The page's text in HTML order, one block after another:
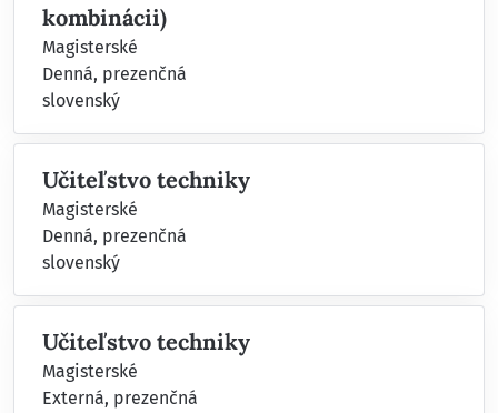
kombinácii)
Magisterské
Denná, prezenčná
slovenský
Učiteľstvo techniky
Magisterské
Denná, prezenčná
slovenský
Učiteľstvo techniky
Magisterské
Externá, prezenčná